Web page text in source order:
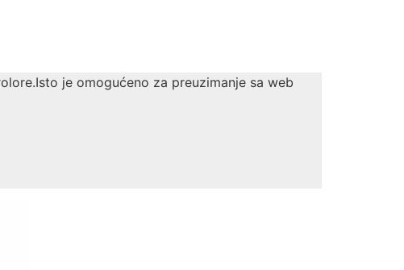
je omogućeno za preuzimanje sa web